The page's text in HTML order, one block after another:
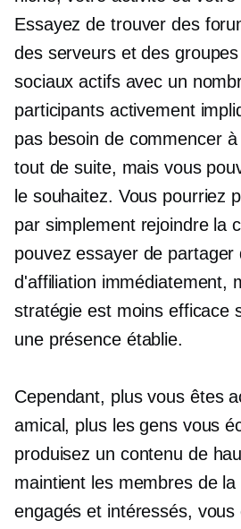
Essayez de trouver des
des serveurs et des
sociaux actifs avec un
participants activement
pas besoin de commencer
tout de suite, mais vous
le souhaitez. Vous pourriez
par simplement rejoindre la
pouvez essayer de partager
d'affiliation immédiatement,
stratégie est moins efficace
une présence établie.
Cependant, plus vous êtes
amical, plus les gens vous
produisez un contenu de
maintient les membres de
engagés et intéressés, vous